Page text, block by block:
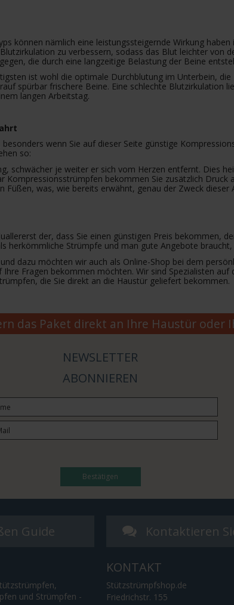
können nämlich eine leistungssteigernde Wirkung
zu verbessern, sodass das Blut leichter von
die durch eine langzeitige Belastung der Beine
ist wohl die optimale Durchblutung im Unterbein,
spürbar frischere Beine. Eine schlechte Blutzirkulation
langen Arbeitstag.
wenn Sie auf dieser Seite günstige
so:
schwächer je weiter er sich vom Herzen entfernt. Dies
bekommen Sie zusätzlich
was, wie bereits erwähnt, genau der Zweck dieser
der, dass Sie einen günstigen Preis bekommen,
Strümpfe und man gute Angebote
dazu möchten wir auch als Online-Shop bei dem
Fragen bekommen möchten. Wir sind Spezialisten
die Sie direkt an die Haustür geliefert bekommen.
das Paket direkt an Ihre Haustür oder
NEWSLETTER
ABONNIEREN
Bestätigen
Guide Kontaktieren
und Strümpfen -
KONTAKT
Stützstrümpfshop.de
Friedrichstr. 155